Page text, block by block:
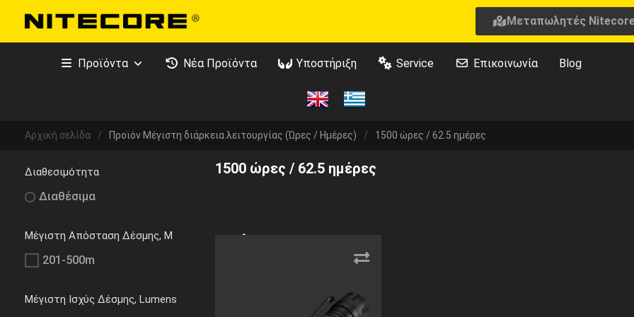
Μεταπωλητές
Προϊόντα Νέα Προϊόντα Υποστήριξη Service Επικοινωνία Blog
Αρχική σελίδα / Προϊόν Μέγιστη διάρκεια λειτουργίας (Ώρες / Ημέρες) / 1500 ώρες / 62.5 ημέρες
1500 ώρες / 62.5 ημέρες
Διαθεσιμότητα
Διαθέσιμα
Μέγιστη Απόσταση Δέσμης, M
201-500m
Μέγιστη Ισχύς Δέσμης, Lumens